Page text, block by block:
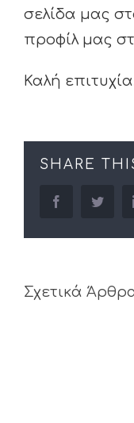
σελίδα μας
προφίλ μας
Καλή
SHARE
facebooktwitter
Σχετικά